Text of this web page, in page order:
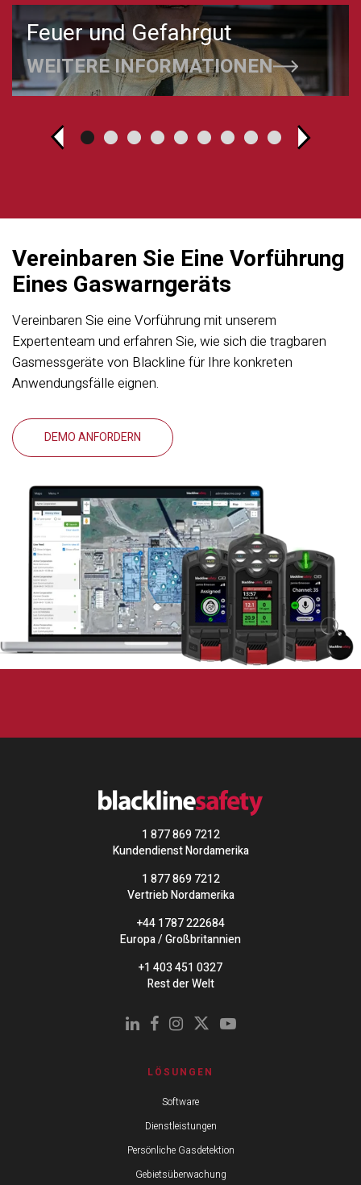
Feuer und Gefahrgut
WEITERE INFORMATIONEN
Vereinbaren Sie Eine Vorführung
Eines Gaswarngeräts
Vereinbaren Sie eine Vorführung mit unserem
Expertenteam und erfahren Sie, wie sich die tragbaren
Gasmessgeräte von Blackline für Ihre konkreten
Anwendungsfälle eignen.
DEMO ANFORDERN
1 877 869 7212
Kundendienst Nordamerika
1 877 869 7212
Vertrieb Nordamerika
+44 1787 222684
Europa / Großbritannien
+1 403 451 0327
Rest der Welt
LÖSUNGEN
Software
Dienstleistungen
Persönliche Gasdetektion
Gebietsüberwachung